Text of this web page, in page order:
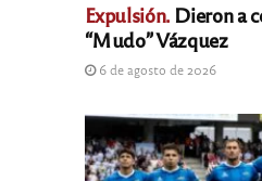
Expulsión.Dieron a
“Mudo” Vázquez
6 de agosto de 2026